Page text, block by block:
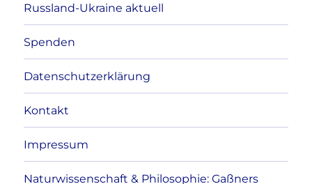
Russland-Ukraine aktuell
Spenden
Datenschutzerklärung
Kontakt
Impressum
Naturwissenschaft & Philosophie: Gaßners